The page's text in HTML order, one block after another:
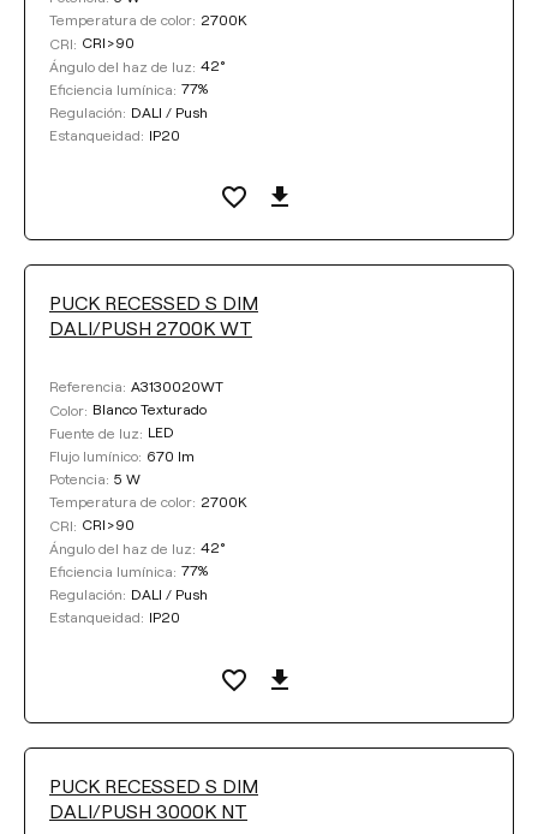
Temperatura de color: 2700K
CRI: CRI>90
Ángulo del haz de luz: 42°
Eficiencia lumínica: 77%
Regulación: DALI / Push
Estanqueidad: IP20
PUCK RECESSED S DIM
DALI/PUSH 2700K WT
Referencia: A3130020WT
Color: Blanco Texturado
Fuente de luz: LED
Flujo lumínico: 670 lm
Potencia: 5 W
Temperatura de color: 2700K
CRI: CRI>90
Ángulo del haz de luz: 42°
Eficiencia lumínica: 77%
Regulación: DALI / Push
Estanqueidad: IP20
PUCK RECESSED S DIM
DALI/PUSH 3000K NT